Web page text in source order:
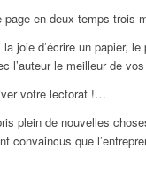
en deux temps trois
joie d’écrire un papier,
l’auteur le meilleur de
votre lectorat !…
plein de nouvelles
convaincus que